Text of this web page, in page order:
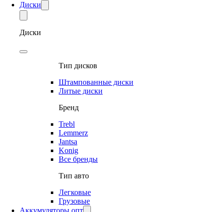
Диски
Диски
Тип дисков
Штампованные диски
Литые диски
Бренд
Trebl
Lemmerz
Jantsa
Konig
Все бренды
Тип авто
Легковые
Грузовые
Аккумуляторы опт